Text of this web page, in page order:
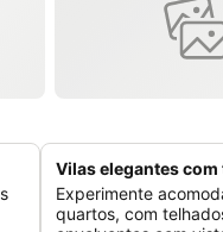
Vilas elegantes
Experimente
quartos, com